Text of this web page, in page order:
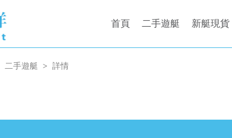
首頁 二手遊艇 新艇現貨
二手遊艇 > 詳情